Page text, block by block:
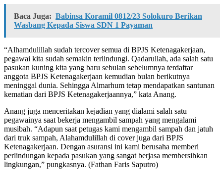
Baca Juga: Babinsa Koramil 0812/23 Solokuro Berikan
Wasbang Kepada Siswa SDN 1 Payaman
“Alhamdulillah sudah tercover semua di BPJS Ketenagakerjaan,
pegawai kita sudah semakin terlindungi. Qadarullah, ada salah satu
pasukan kuning kita yang baru sebulan sebelumnya terdaftar
anggota BPJS Ketenagakerjaan kemudian bulan berikutnya
meninggal dunia. Sehingga Almarhum tetap mendapatkan santunan
kematian dari BPJS Ketenagakerjaannya,” kata Anang.
Anang juga menceritakan kejadian yang dialami salah satu
pegawainya saat bekerja mengambil sampah yang mengalami
musibah. “Adapun saat petugas kami mengambil sampah dan jatuh
dari truk sampah, Alahamdulillah di cover juga dari BPJS
Ketenagakerjaan. Dengan asuransi ini kami berusaha memberi
perlindungan kepada pasukan yang sangat berjasa membersihkan
lingkungan,” pungkasnya. (Fathan Faris Saputro)